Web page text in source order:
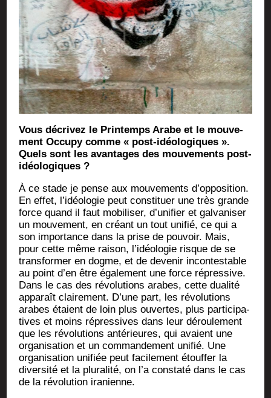
Vous décri­vez le Prin­temps Arabe et le mou­ve­
ment Occu­py comme « post-idéo­lo­giques ».
Quels sont les avan­tages des mou­ve­ments post-
idéologiques ?
À ce stade je pense aux mou­ve­ments d’opposition.
En effet, l’idéologie peut consti­tuer une très grande
force quand il faut mobi­li­ser, d’unifier et gal­va­ni­ser
un mou­ve­ment, en créant un tout uni­fié, ce qui a
son impor­tance dans la prise de pou­voir. Mais,
pour cette même rai­son, l’idéologie risque de se
trans­for­mer en dogme, et de deve­nir incon­tes­table
au point d’en être éga­le­ment une force répres­sive.
Dans le cas des révo­lu­tions arabes, cette dua­li­té
appa­raît clai­re­ment. D’une part, les révo­lu­tions
arabes étaient de loin plus ouvertes, plus par­ti­ci­pa­
tives et moins répres­sives dans leur dérou­le­ment
que les révo­lu­tions anté­rieures, qui avaient une
orga­ni­sa­tion et un com­man­de­ment uni­fié. Une
orga­ni­sa­tion uni­fiée peut faci­le­ment étouf­fer la
diver­si­té et la plu­ra­li­té, on l’a consta­té dans le cas
de la révo­lu­tion iranienne.